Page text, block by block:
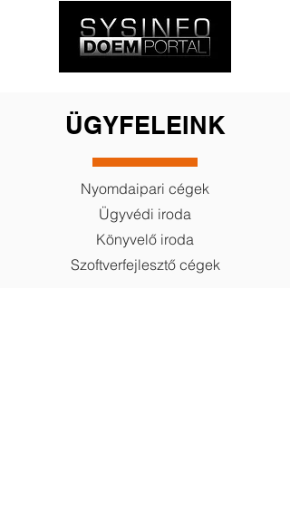
ÜGYFELEINK
Nyomdaipari cégek
Ügyvédi iroda
Könyvelő iroda
Szoftverfejlesztő cégek